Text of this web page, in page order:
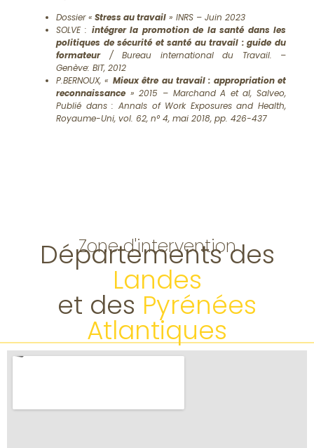
Dossier « Stress au travail » INRS – Juin 2023
SOLVE : intégrer la promotion de la santé dans les
politiques de sécurité et santé au travail : guide du
formateur/ Bureau international du Travail. –
Genève: BIT, 2012
P.BERNOUX, « Mieux être au travail : appropriation et
reconnaissance » 2015 – Marchand A et al, Salveo,
Publié dans : Annals of Work Exposures and Health,
Royaume-Uni, vol. 62, n° 4, mai 2018, pp. 426-437
Zone d'intervention
Départements des
Landes
et des Pyrénées
Atlantiques